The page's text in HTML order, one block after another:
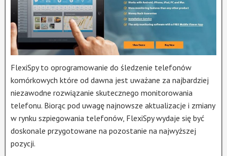
FlexiSpy to oprogramowanie do śledzenie telefonów
komórkowych które od dawna jest uważane za najbardziej
niezawodne rozwiązanie skutecznego monitorowania
telefonu. Biorąc pod uwagę najnowsze aktualizacje i zmiany
w rynku szpiegowania telefonów, FlexiSpy wydaje się być
doskonale przygotowane na pozostanie na najwyższej
pozycji.